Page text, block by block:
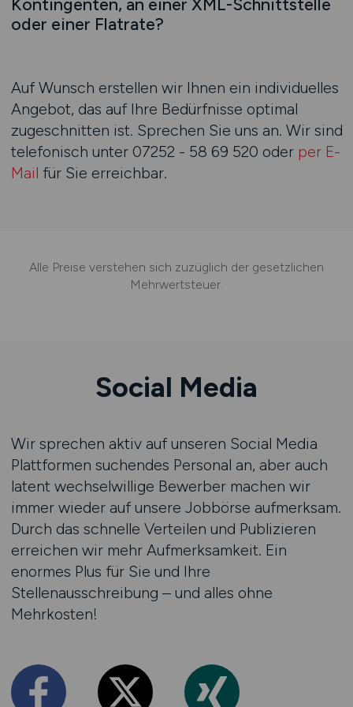
Kontingenten, an einer XML-Schnittstelle
oder einer Flatrate?
Auf Wunsch erstellen wir Ihnen ein individuelles
Angebot, das auf Ihre Bedürfnisse optimal
zugeschnitten ist. Sprechen Sie uns an. Wir sind
telefonisch unter 07252 - 58 69 520 oder per E-
Mail für Sie erreichbar.
Alle Preise verstehen sich zuzüglich der gesetzlichen
Mehrwertsteuer.
Social Media
Wir sprechen aktiv auf unseren Social Media
Plattformen suchendes Personal an, aber auch
latent wechselwillige Bewerber machen wir
immer wieder auf unsere Jobbörse aufmerksam.
Durch das schnelle Verteilen und Publizieren
erreichen wir mehr Aufmerksamkeit. Ein
enormes Plus für Sie und Ihre
Stellenausschreibung – und alles ohne
Mehrkosten!